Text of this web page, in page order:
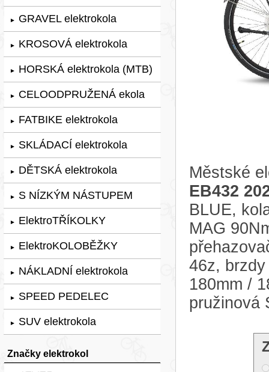
► GRAVEL elektrokola
► KROSOVÁ elektrokola
► HORSKÁ elektrokola (MTB)
► CELOODPRUŽENÁ ekola
► FATBIKE elektrokola
► SKLÁDACÍ elektrokola
► DĚTSKÁ elektrokola
► S NÍZKÝM NÁSTUPEM
► ElektroTŘÍKOLKY
► ElektroKOLOBĚŽKY
► NÁKLADNÍ elektrokola
► SPEED PEDELEC
► SUV elektrokola
Značky elektrokol
Městské
EB432
BLUE,
MAG
46z,
180mm /
pružinová